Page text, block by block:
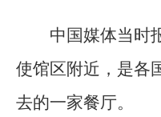
中国媒体当时
使馆区附近，是各
去的一家餐厅。